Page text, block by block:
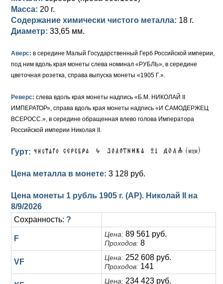
Русско-Польские
Для Польши
Памятные и донативные
Для Грузии
Для Польши
Медь
Серебро
Сибирские монеты
Для Молдавии и Валахии
Таврические монеты
Золото
Серебро
Медь
Для Пруссии
Ливонезы
Иоанн Антонович (1740-1741)
Анна Иоанновна (1730-1740)
Петр II (1727-1730)
Екатерина I (1725-1727)
Петр I (1682-1725)
Для Речи Посполитой
Масса: 20 г.
Содержание химически чистого металла: 18 г.
Диаметр: 33,65 мм.
Аверс: в середине Малый Государственный Герб Российской империи,
под ним вдоль края монеты слева номинал «РУБЛЬ», в середине
цветочная розетка, справа выпуска монеты «1905 Г.».
Реверс: слева вдоль края монеты надпись «Б.М. НИКОЛАЙ II
ИМПЕРАТОР», справа вдоль края монеты надпись «И САМОДЕРЖЕЦ
ВСЕРОСС.», в середине обращенная влево голова Императора
Российской империи Николая II.
Гурт:
Цена металла в монете: 3 128 руб.
Цена монеты 1 рубль 1905 г. (АР). Николай II на
8/9/2026
Сохранность: ?
F Цена: 89 561 руб.
Проходов: 8
VF Цена: 252 608 руб.
Проходов: 141
Цена: 234 423 руб.